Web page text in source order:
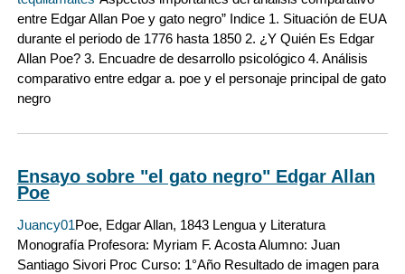
entre Edgar Allan Poe y gato negro” Indice 1. Situación de EUA
durante el periodo de 1776 hasta 1850 2. ¿Y Quién Es Edgar
Allan Poe? 3. Encuadre de desarrollo psicológico 4. Análisis
comparativo entre edgar a. poe y el personaje principal de gato
negro
Ensayo sobre "el gato negro" Edgar Allan
Poe
Juancy01Poe, Edgar Allan, 1843 Lengua y Literatura
Monografía Profesora: Myriam F. Acosta Alumno: Juan
Santiago Sivori Proc Curso: 1°Año Resultado de imagen para